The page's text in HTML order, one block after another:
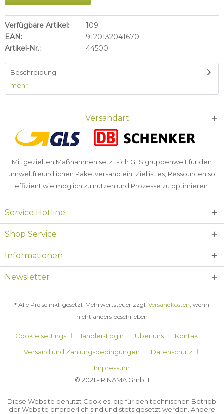
Verfügbare Artikel:
109
EAN:
9120132041670
Artikel-Nr.:
44500
Beschreibung
mehr
Versandart
Mit gezielten Maßnahmen setzt sich GLS gruppenweit für den
umweltfreundlichen Paketversand ein. Ziel ist es, Ressourcen so
effizient wie möglich zu nutzen und Prozesse zu optimieren.
Service Hotline
Shop Service
Informationen
Newsletter
* Alle Preise inkl. gesetzl. Mehrwertsteuer zzgl. Versandkosten, wenn
nicht anders beschrieben
Cookie settings Händler-Login Über uns
Kontakt
Versand und Zahlungsbedingungen
Datenschutz
Impressum
© 2021 - RINAMA GmbH
Diese Website benutzt Cookies, die für den technischen Betrieb
der Website erforderlich sind und stets gesetzt werden. Andere